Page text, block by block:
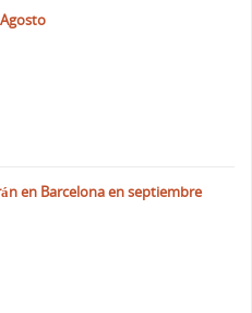
en Barcelona en septiembre